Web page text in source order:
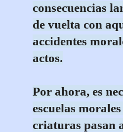
consecuencias
de vuelta con
accidentes
actos.
Por ahora, es
escuelas
criaturas pasan